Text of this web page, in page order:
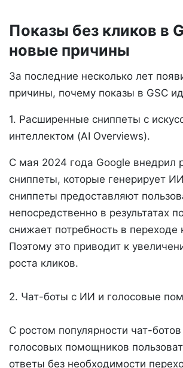
Показы без кликов в
новые причины
За последние несколько лет
причины, почему показы в GSC
1. Расширенные сниппеты с
интеллектом (AI Overviews).
С мая 2024 года Google внедрил
сниппеты, которые генерирует
сниппеты предоставляют
непосредственно в результатах
снижает потребность в переходе
Поэтому это приводит к
роста кликов.
2. Чат-боты с ИИ и голосовые
С ростом популярности чат-
голосовых помощников
ответы без необходимости